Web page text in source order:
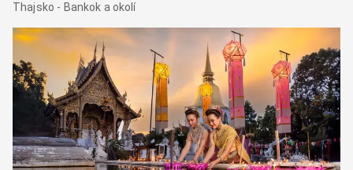
Thajsko - Bankok a okolí